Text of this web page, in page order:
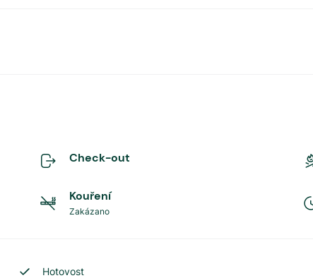
Check-out
Kouření
Zakázano
Hotovost